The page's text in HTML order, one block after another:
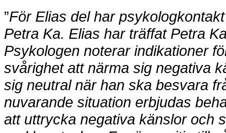
”För Elias del har
Petra Ka. Elias har träffat Petra
Psykologen noterarindikationer
svårighet att närma sig negativa
sig neutral när han ska besvara
nuvarande situation erbjudas
att uttrycka negativa känslor och